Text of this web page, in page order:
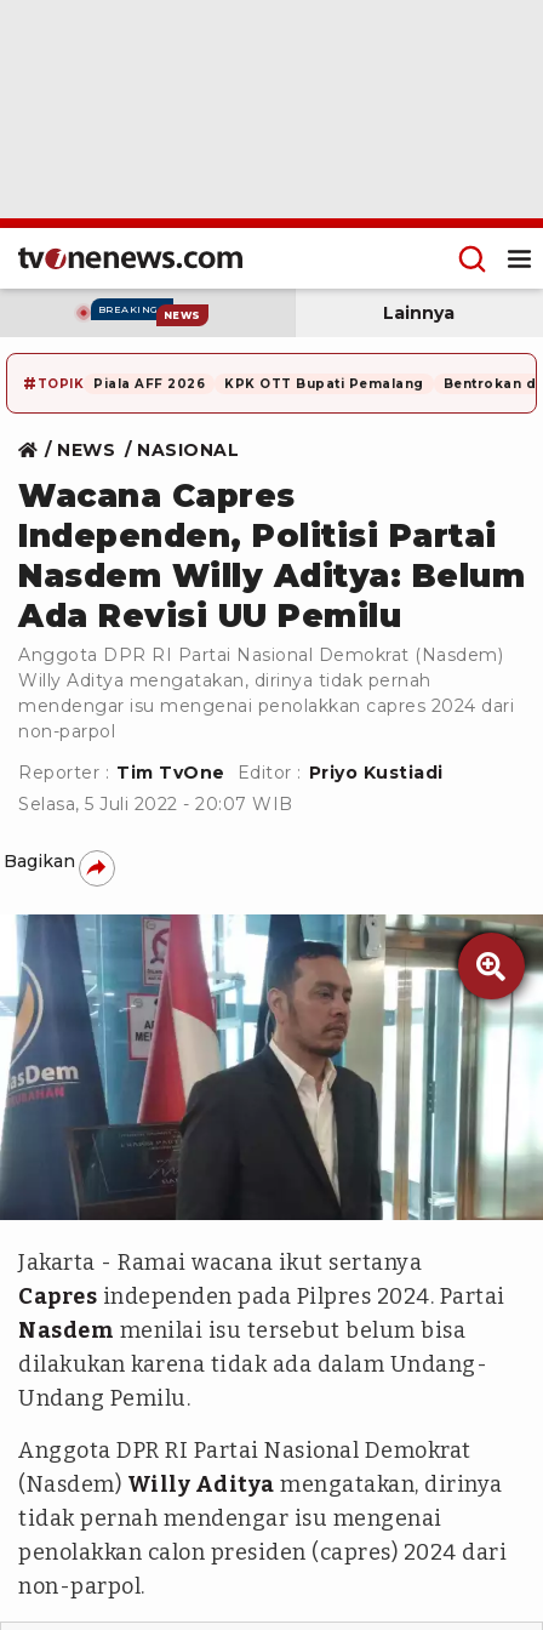
BREAKING NEWS Lainnya
# TOPIK Piala AFF 2026 KPK OTT Bupati Pemalang Bentrokan di
NEWS NASIONAL
Wacana Capres
Independen, Politisi Partai
Nasdem Willy Aditya: Belum
Ada Revisi UU Pemilu
Anggota DPR RI Partai Nasional Demokrat (Nasdem)
Willy Aditya mengatakan, dirinya tidak pernah
mendengar isu mengenai penolakkan capres 2024 dari
non-parpol
Reporter : Tim TvOne Editor : Priyo Kustiadi
Selasa, 5 Juli 2022 - 20:07 WIB
Bagikan

Istimewa
Jakarta - Ramai wacana ikut sertanya
Capres independen pada Pilpres 2024. Partai
Nasdem menilai isu tersebut belum bisa
dilakukan karena tidak ada dalam Undang-
Undang Pemilu.
Anggota DPR RI Partai Nasional Demokrat
(Nasdem) Willy Aditya mengatakan, dirinya
tidak pernah mendengar isu mengenai
penolakkan calon presiden (capres) 2024 dari
non-parpol.